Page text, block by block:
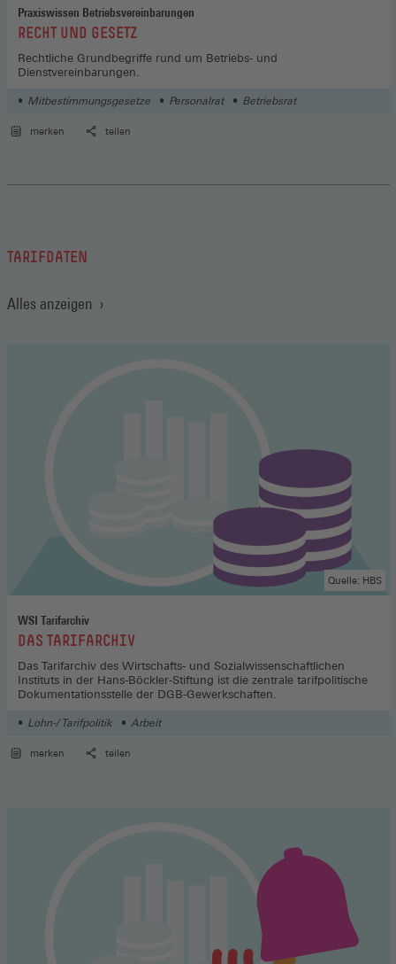
Praxiswissen Betriebsvereinbarungen
:RECHT UND GESETZ
Rechtliche Grundbegriffe rund um Betriebs- und
Dienstvereinbarungen.
Mitbestimmungsgesetze Personalrat Betriebsrat
merken teilen
TARIFDATEN
Alles anzeigen
WSI Tarifarchiv
:DAS TARIFARCHIV
Das Tarifarchiv des Wirtschafts- und Sozialwissenschaftlichen
Instituts in der Hans-Böckler-Stiftung ist die zentrale tarifpolitische
Dokumentationsstelle der DGB-Gewerkschaften.
Quelle: HBS
Lohn-/ Tarifpolitik Arbeit
merken teilen